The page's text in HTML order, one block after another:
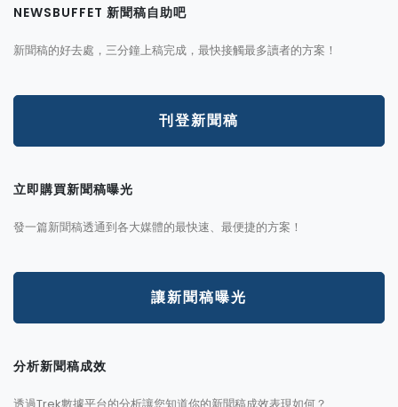
NEWSBUFFET 新聞稿自助吧
新聞稿的好去處，三分鐘上稿完成，最快接觸最多讀者的方案！
刊登新聞稿
立即購買新聞稿曝光
發一篇新聞稿透通到各大媒體的最快速、最便捷的方案！
讓新聞稿曝光
分析新聞稿成效